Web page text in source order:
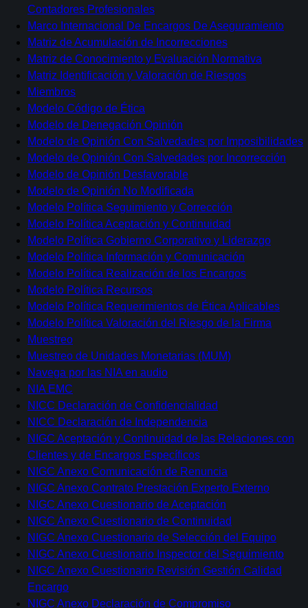
Contadores Profesionales
Marco Internacional De Encargos De Aseguramiento
Matriz de Acumulación de Incorrecciones
Matriz de Conocimiento y Evaluación Normativa
Matriz Identificación y Valoración de Riesgos
Miembros
Modelo Código de Ética
Modelo de Denegación Opinión
Modelo de Opinión Con Salvedades por Imposibilidades
Modelo de Opinión Con Salvedades por Incorrección
Modelo de Opinión Desfavorable
Modelo de Opinión No Modificada
Modelo Política Seguimiento y Corrección
Modelo Política Aceptación y Continuidad
Modelo Política Gobierno Corporativo y Liderazgo
Modelo Política Información y Comunicación
Modelo Política Realización de los Encargos
Modelo Política Recursos
Modelo Política Requerimientos de Ética Aplicables
Modelo Política Valoración del Riesgo de la Firma
Muestreo
Muestreo de Unidades Monetarias (MUM)
Navega por las NIA en audio
NIA EMC
NICC Declaración de Confidencialidad
NICC Declaración de Independencia
NIGC Aceptación y Continuidad de las Relaciones con
Clientes y de Encargos Específicos
NIGC Anexo Comunicación de Renuncia
NIGC Anexo Contrato Prestación Experto Externo
NIGC Anexo Cuestionario de Aceptación
NIGC Anexo Cuestionario de Continuidad
NIGC Anexo Cuestionario de Selección del Equipo
NIGC Anexo Cuestionario Inspector del Seguimiento
NIGC Anexo Cuestionario Revisión Gestión Calidad
Encargo
NIGC Anexo Declaración de Compromiso